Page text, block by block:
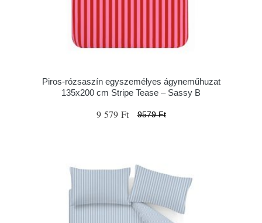
Piros-rózsaszín egyszemélyes ágyneműhuzat
135x200 cm Stripe Tease – Sassy B
9 579 Ft 9579 Ft